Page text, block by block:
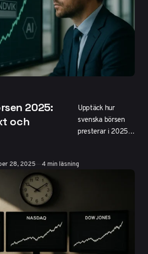
USA-börsen,
sentiment på
sociala medier och
praktiska tips för
handel.
2025:
och
Upptäck hur
svenska börsen
presterar i 2025
Toppaktier som
industri. Läs om
populära sektorer,
sociala medier-
28, 2025 4 min läsning